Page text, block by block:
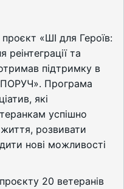
«ШІ для Героїв:
реінтеграції та
отримав підтримку в
Програма
які
успішно
розвивати
нові можливості
20 ветеранів